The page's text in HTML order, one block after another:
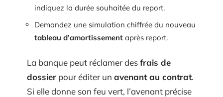
indiquez la durée souhaitée du report.
Demandez une simulation chiffrée du nouveau
tableau d’amortissement après report.
La banque peut réclamer desfrais de
dossier pour éditer un avenant au contrat.
Si elle donne son feu vert, l’avenant précise